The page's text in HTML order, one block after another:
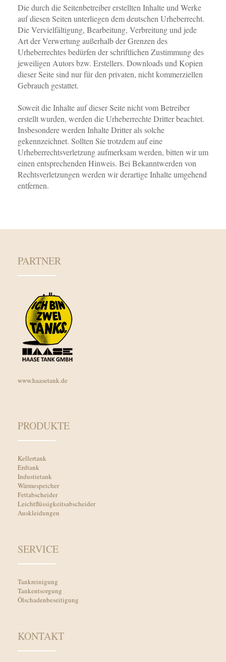
Die durch die Seitenbetreiber erstellten Inhalte und Werke
auf diesen Seiten unterliegen dem deutschen Urheberrecht.
Die Vervielfältigung, Bearbeitung, Verbreitung und jede
Art der Verwertung außerhalb der Grenzen des
Urheberrechtes bedürfen der schriftlichen Zustimmung des
jeweiligen Autors bzw. Erstellers. Downloads und Kopien
dieser Seite sind nur für den privaten, nicht kommerziellen
Gebrauch gestattet.
Soweit die Inhalte auf dieser Seite nicht vom Betreiber
erstellt wurden, werden die Urheberrechte Dritter beachtet.
Insbesondere werden Inhalte Dritter als solche
gekennzeichnet. Sollten Sie trotzdem auf eine
Urheberrechtsverletzung aufmerksam werden, bitten wir um
einen entsprechenden Hinweis. Bei Bekanntwerden von
Rechtsverletzungen werden wir derartige Inhalte umgehend
entfernen.
PARTNER
www.haasetank.de
PRODUKTE
Kellertank
Erdtank
Industietank
Wärmespeicher
Fettabscheider
Leichtflüssigkeitsabscheider
Auskleidungen
SERVICE
Tankreinigung
Tankentsorgung
Ölschadenbeseitigung
KONTAKT